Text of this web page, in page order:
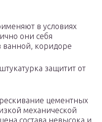
в условиях
они себя
ванной, коридоре
защитит от
цементных
механической
состава невысока и